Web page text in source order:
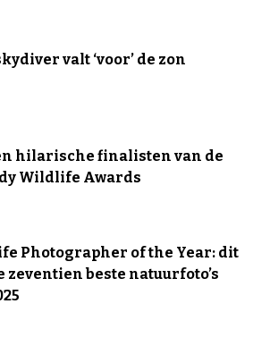
valt ‘voor’ de zon
hilarische finalisten van de
Wildlife Awards
Photographer of the Year: dit
zeventien beste natuurfoto’s